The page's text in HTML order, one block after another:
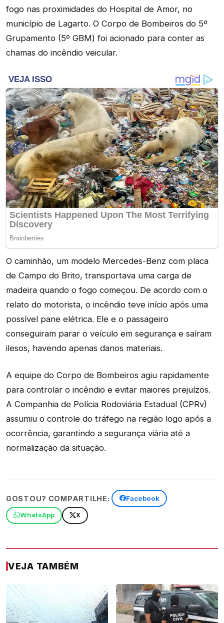
fogo nas proximidades do Hospital de Amor, no
município de Lagarto. O Corpo de Bombeiros do 5º
Grupamento (5º GBM) foi acionado para conter as
chamas do incêndio veicular.
O caminhão, um modelo Mercedes-Benz com placa
de Campo do Brito, transportava uma carga de
madeira quando o fogo começou. De acordo com o
relato do motorista, o incêndio teve início após uma
possível pane elétrica. Ele e o passageiro
conseguiram parar o veículo em segurança e saíram
ilesos, havendo apenas danos materiais.
A equipe do Corpo de Bombeiros agiu rapidamente
para controlar o incêndio e evitar maiores prejuízos.
A Companhia de Polícia Rodoviária Estadual (CPRv)
assumiu o controle do tráfego na região logo após a
ocorrência, garantindo a segurança viária até a
normalização da situação.
GOSTOU? COMPARTILHE: Facebook
WhatsApp X
VEJA TAMBÉM